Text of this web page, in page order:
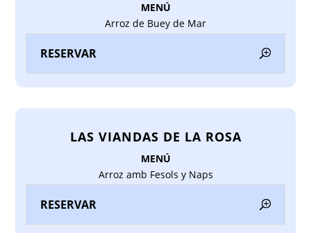
MENÚ
Arroz de Buey de Mar
RESERVAR
LAS VIANDAS DE LA ROSA
MENÚ
Arroz amb Fesols y Naps
RESERVAR